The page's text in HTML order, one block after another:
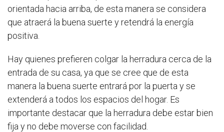
orientada hacia arriba, de esta manera se considera
que atraerá la buena suerte y retendrá la energía
positiva.
Hay quienes prefieren colgar la herradura cerca de la
entrada de su casa, ya que se cree que de esta
manera la buena suerte entrará por la puerta y se
extenderá a todos los espacios del hogar. Es
importante destacar que la herradura debe estar bien
fija y no debe moverse con facilidad.